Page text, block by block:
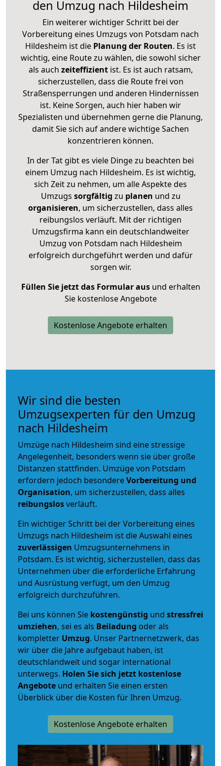
den Umzug nach Hildesheim
Ein weiterer wichtiger Schritt bei der
Vorbereitung eines Umzugs von Potsdam nach
Hildesheim ist die Planung der Routen. Es ist
wichtig, eine Route zu wählen, die sowohl sicher
als auch zeiteffizientist. Es ist auch ratsam,
sicherzustellen, dass die Route frei von
Straßensperrungen und anderen Hindernissen
ist. Keine Sorgen, auch hier haben wir
Spezialisten und übernehmen gerne die Planung,
damit Sie sich auf andere wichtige Sachen
konzentrieren können.
In der Tat gibt es viele Dinge zu beachten bei
einem Umzug nach Hildesheim. Es ist wichtig,
sich Zeit zu nehmen, um alle Aspekte des
Umzugs sorgfältig zu planen und zu
organisieren, um sicherzustellen, dass alles
reibungslos verläuft. Mit der richtigen
Umzugsfirma kann ein deutschlandweiter
Umzug von Potsdam nach Hildesheim
erfolgreich durchgeführt werden und dafür
sorgen wir.
Füllen Sie jetzt das Formular ausund erhalten
Sie kostenlose Angebote
Kostenlose Angebote erhalten
Wir sind die besten
Umzugsexperten für den Umzug
nach Hildesheim
Umzüge nach Hildesheim sind eine stressige
Angelegenheit, besonders wenn sie über große
Distanzen stattfinden. Umzüge von Potsdam
erfordern jedoch besondereVorbereitung und
Organisation, um sicherzustellen, dass alles
reibungslosverläuft.
Ein wichtiger Schritt bei der Vorbereitung eines
Umzugs nach Hildesheim ist die Auswahl eines
zuverlässigen Umzugsunternehmens in
Potsdam. Es ist wichtig, sicherzustellen, dass das
Unternehmen über die erforderliche Erfahrung
und Ausrüstung verfügt, um den Umzug
erfolgreich durchzuführen.
Bei uns können Sie kostengünstig und stressfrei
umziehen, sei es als Beiladung oder als
kompletter Umzug. Unser Partnernetzwerk, das
wir über die Jahre aufgebaut haben, ist
deutschlandweit und sogar international
unterwegs. Holen Sie sich jetzt kostenlose
Angebote und erhalten Sie einen ersten
Überblick über die Kosten für Ihren Umzug.
Kostenlose Angebote erhalten